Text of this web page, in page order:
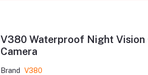
V380 Waterproof Night Vision
Camera
Brand
V380